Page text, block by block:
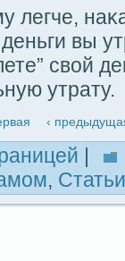
легче,
вы
свой
утpaту.
‹
, Статьи